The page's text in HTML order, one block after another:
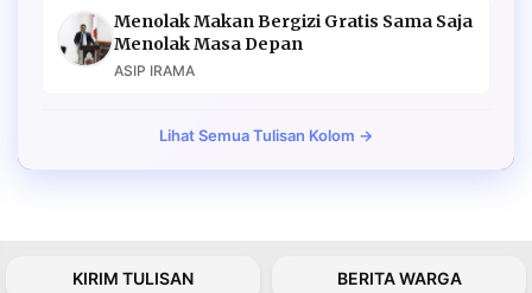
Menolak Makan Bergizi Gratis Sama Saja
Menolak Masa Depan
ASIP IRAMA
Lihat Semua Tulisan Kolom →
KIRIM TULISAN BERITA WARGA